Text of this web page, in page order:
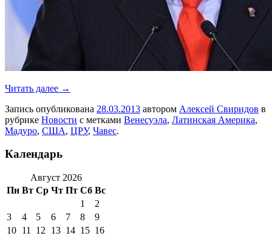
Читать далее →
Запись опубликована 28.03.2013 автором Алексей Свиридов в
рубрике Новости с метками Венесуэла, Латинская Америка,
Мадуро, США, ЦРУ, Чавес.
Календарь
Август 2026
Пн Вт Ср Чт Пт Сб Вс
1
2
3
4 5 6 7 8
9
10 11 12 13 14 15 16